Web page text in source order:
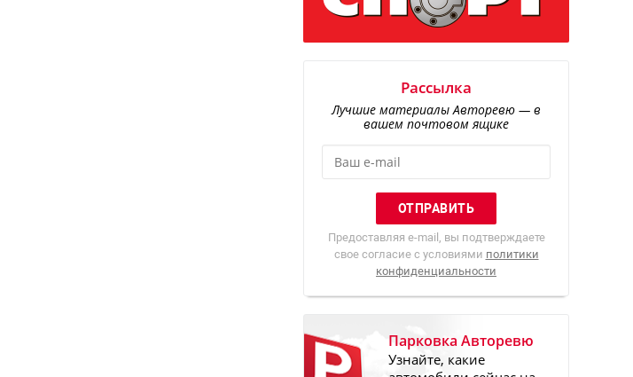
Рассылка
Лучшие материалы Авторевю — в
вашем почтовом ящике
Предоставляя e-mail, вы подтверждаете
свое согласие с условиями политики
конфиденциальности
Парковка Авторевю
Узнайте, какие